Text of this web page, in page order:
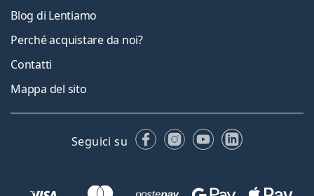
Blog di Lentiamo
Perché acquistare da noi?
Contatti
Mappa del sito
Seguici su FacebookInstagram
YouTubeLinkedIn